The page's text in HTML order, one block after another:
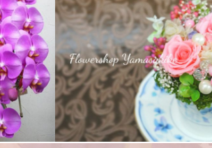
プリザーブドフラワー